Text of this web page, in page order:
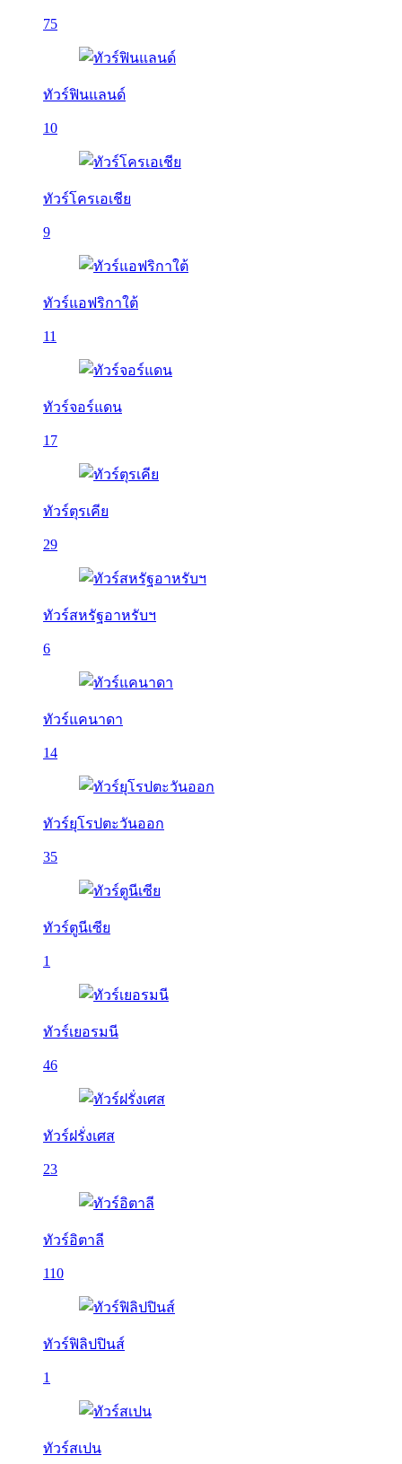
75
ทัวร์ฟินแลนด์
10
ทัวร์โครเอเชีย
9
ทัวร์แอฟริกาใต้
11
ทัวร์จอร์แดน
17
ทัวร์ตุรเคีย
29
ทัวร์สหรัฐอาหรับฯ
6
ทัวร์แคนาดา
14
ทัวร์ยุโรปตะวันออก
35
ทัวร์ตูนีเซีย
1
ทัวร์เยอรมนี
46
ทัวร์ฝรั่งเศส
23
ทัวร์อิตาลี
110
ทัวร์ฟิลิปปินส์
1
ทัวร์สเปน